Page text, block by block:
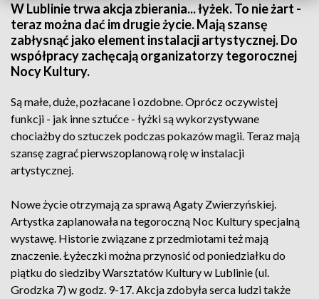
W Lublinie trwa akcja zbierania... łyżek. To nie żart -
teraz można dać im drugie życie. Mają szansę
zabłysnąć jako element instalacji artystycznej. Do
współpracy zachęcają organizatorzy tegorocznej
Nocy Kultury.
Są małe, duże, pozłacane i ozdobne. Oprócz oczywistej
funkcji - jak inne sztućce - łyżki są wykorzystywane
chociażby do sztuczek podczas pokazów magii. Teraz mają
szansę zagrać pierwszoplanową rolę w instalacji
artystycznej.
Nowe życie otrzymają za sprawą Agaty Zwierzyńskiej.
Artystka zaplanowała na tegoroczną Noc Kultury specjalną
wystawę. Historie związane z przedmiotami też mają
znaczenie. Łyżeczki można przynosić od poniedziałku do
piątku do siedziby Warsztatów Kultury w Lublinie (ul.
Grodzka 7) w godz. 9-17. Akcja zdobyła serca ludzi także